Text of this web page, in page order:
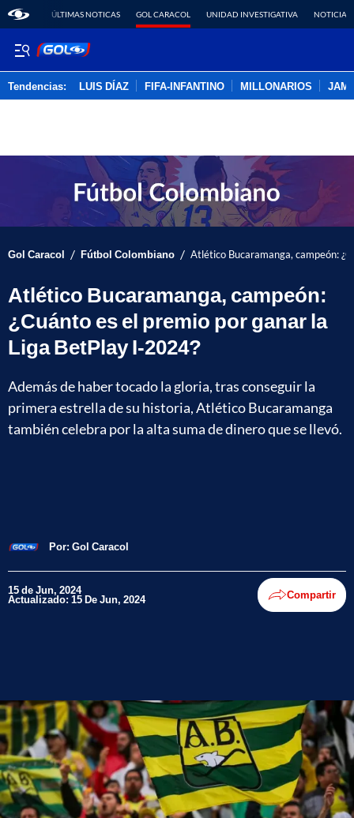
ÚLTIMAS NOTICAS GOL CARACOL UNIDAD INVESTIGATIVA NOTICIAS
Tendencias: LUIS DÍAZ FIFA-INFANTINO MILLONARIOS
Gol Caracol / Fútbol Colombiano / Atlético Bucaramanga, campeón:
Atlético Bucaramanga, campeón:
¿Cuánto es el premio por ganar la
Liga BetPlay I-2024?
Además de haber tocado la gloria, tras conseguir la
primera estrella de su historia, Atlético Bucaramanga
también celebra por la alta suma de dinero que se llevó.
Por: Gol Caracol
15 de Jun, 2024
Actualizado: 15 De Jun, 2024 Compartir